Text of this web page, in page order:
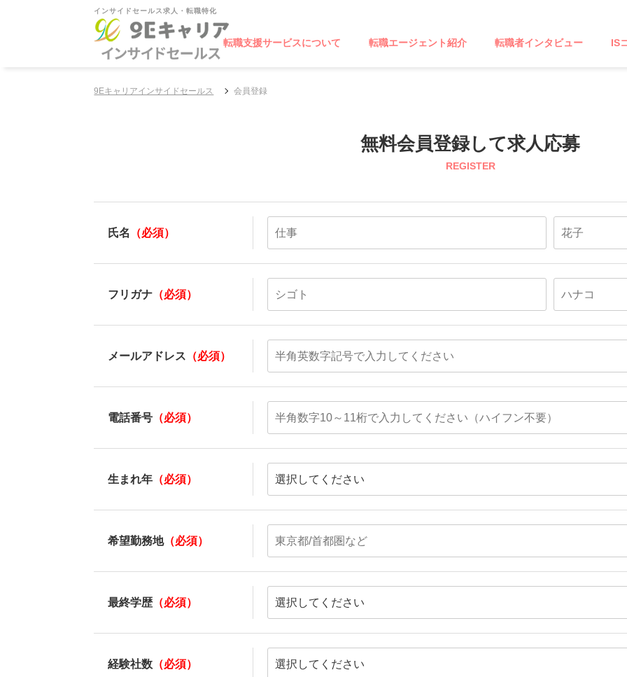
インサイドセールス求人・転職特化
転職支援サービスについて 転職エージェント紹介 転職者インタビュー IS
9Eキャリアインサイドセールス 会員登録
無料会員登録して求人応募
REGISTER
氏名 （必須）
フリガナ （必須）
メールアドレス （必須）
電話番号 （必須）
生まれ年 （必須）
希望勤務地（必須）
最終学歴 （必須）
経験社数 （必須）